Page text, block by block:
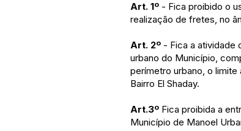
Art. 1º - Fica proibido o
realização de fretes, no
Art. 2º - Fica a atividade
urbano do Município,
perímetro urbano, o limite
Bairro El Shaday.
Art.3º Fica proibida a
Município de Manoel